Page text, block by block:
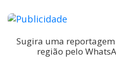
Sugira uma
região pelo